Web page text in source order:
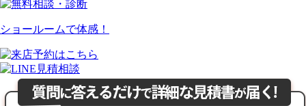
ショールームで体感！